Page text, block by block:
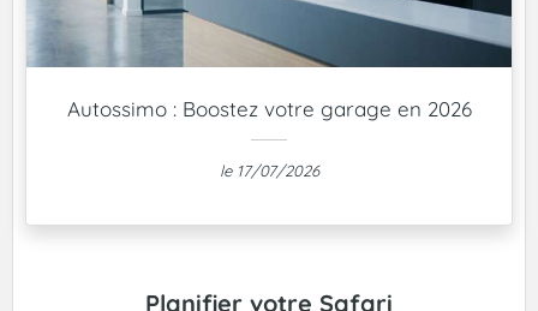
Autossimo : Boostez votre garage en 2026
le 17/07/2026
Planifier votre Safari